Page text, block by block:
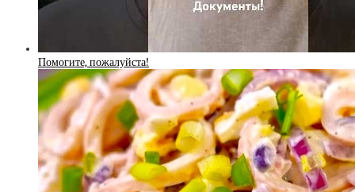
Помогите, пожалуйста!